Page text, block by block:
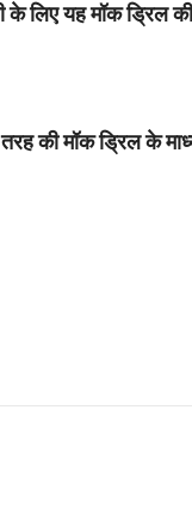
के लिए यह मॉक ड्रिल
की मॉक ड्रिल के